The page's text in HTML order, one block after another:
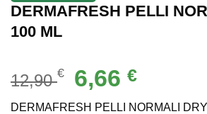
DERMAFRESH PELLI
100 ML
12,90€
Il
prezzo
originale
6,66€Il
attuale
DERMAFRESH PELLI NORMALI